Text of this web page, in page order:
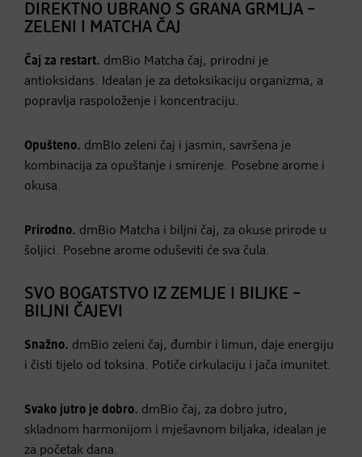
DIREKTNO UBRANO S GRANA GRMLJA –
ZELENI I MATCHA ČAJ
Čaj za restart. dmBio Matcha čaj, prirodni je
antioksidans. Idealan je za detoksikaciju organizma, a
popravlja raspoloženje i koncentraciju.
Opušteno. dmBIo zeleni čaj i jasmin, savršena je
kombinacija za opuštanje i smirenje. Posebne arome i
okusa.
Prirodno. dmBio Matcha i biljni čaj, za okuse prirode u
šoljici. Posebne arome oduševiti će sva čula.
SVO BOGATSTVO IZ ZEMLJE I BILJKE –
BILJNI ČAJEVI
Snažno. dmBio zeleni čaj, đumbir i limun, daje energiju
i čisti tijelo od toksina. Potiče cirkulaciju i jača imunitet.
Svako jutro je dobro. dmBio čaj, za dobro jutro,
skladnom harmonijom i mješavnom biljaka, idealan je
za početak dana.